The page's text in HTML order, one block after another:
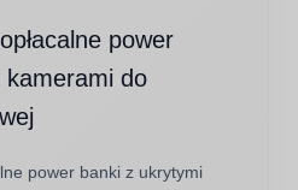
power
kamerami do
power banki z ukrytymi